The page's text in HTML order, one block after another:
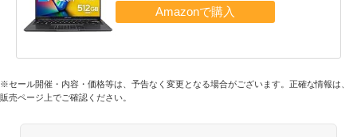
※セール開催・内容・価格等は、予告なく変更となる場合がございます。正確な情報は、
販売ページ上でご確認ください。